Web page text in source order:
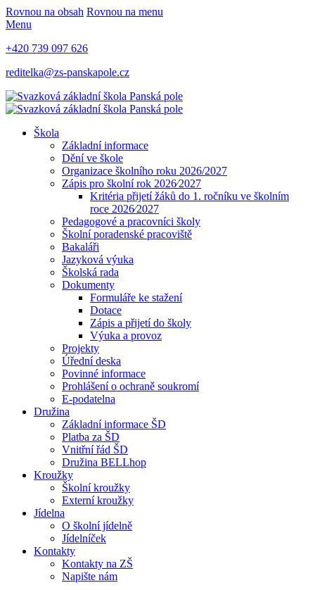
Rovnou na obsah Rovnou na menu
Menu
+420 739 097 626
reditelka@zs-panskapole.cz
Škola
Základní informace
Dění ve škole
Organizace školního roku 2026/2027
Zápis pro školní rok 2026⁄2027
Kritéria přijetí žáků do 1. ročníku ve školním
roce 2026⁄2027
Pedagogové a pracovníci školy
Školní poradenské pracoviště
Bakaláři
Jazyková výuka
Školská rada
Dokumenty
Formuláře ke stažení
Dotace
Zápis a přijetí do školy
Výuka a provoz
Projekty
Úřední deska
Povinné informace
Prohlášení o ochraně soukromí
E-podatelna
Družina
Základní informace ŠD
Platba za ŠD
Vnitřní řád ŠD
Družina BELLhop
Kroužky
Školní kroužky
Externí kroužky
Jídelna
O školní jídelně
Jídelníček
Kontakty
Kontakty na ZŠ
Napište nám